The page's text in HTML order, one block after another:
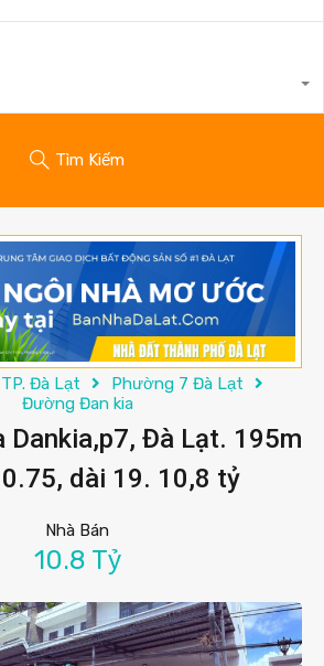
Tìm Kiếm
TP. Đà Lạt
Phường 7 Đà Lạt
Đường Đan kia
Dankia,p7, Đà Lạt. 195m
dài 19. 10,8 tỷ
Nhà Bán
10.8 Tỷ